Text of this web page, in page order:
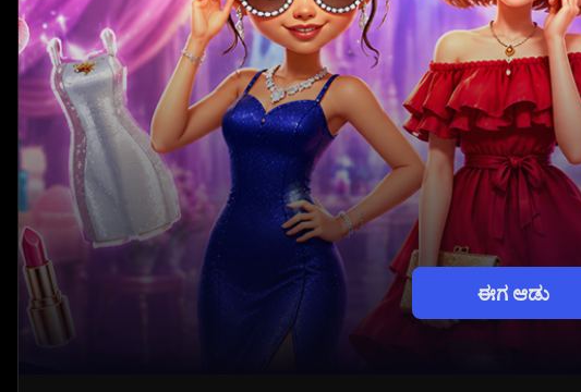
ಈಗ ಆಡು